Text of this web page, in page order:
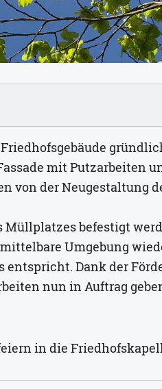
mit Putzarbeiten
von der Neugestaltung
befestigt
Umgebung
entspricht. Dank der
nun in Auftrag
in die